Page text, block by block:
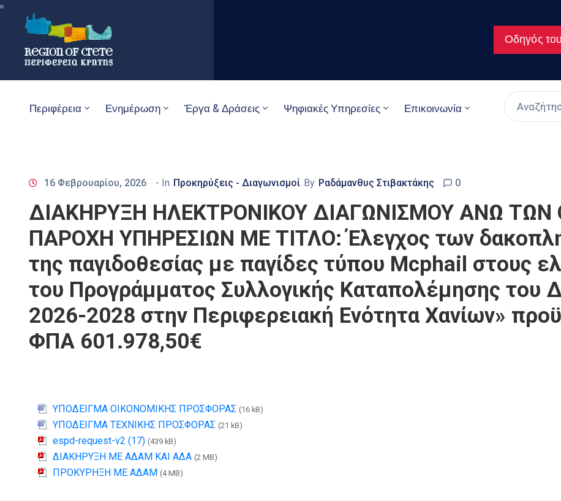
Οδηγός
Περιφέρεια Ενημέρωση Έργα & Δράσεις Ψηφιακές Υπηρεσίες Επικοινωνία
16 Φεβρουαρίου, 2026 - In Προκηρύξεις - Διαγωνισμοί By Ραδάμανθυς Στιβακτάκης 0
ΔΙΑΚΗΡΥΞΗ ΗΛΕΚΤΡΟΝΙΚΟΥ ΔΙΑΓΩΝΙΣΜΟΥ ΑΝΩ ΤΩΝ
ΠΑΡΟΧΗ ΥΠΗΡΕΣΙΩΝ ΜΕ ΤΙΤΛΟ: Έλεγχος των
της παγιδοθεσίας με παγίδες τύπου Mcphail στους
του Προγράμματος Συλλογικής Καταπολέμησης του
2026-2028 στην Περιφερειακή Ενότητα Χανίων»
ΦΠΑ 601.978,50€
ΥΠΟΔΕΙΓΜΑ ΟΙΚΟΝΟΜΙΚΗΣ ΠΡΟΣΦΟΡΑΣ (16 kB)
ΥΠΟΔΕΙΓΜΑ ΤΕΧΝΙΚΗΣ ΠΡΟΣΦΟΡΑΣ (21 kB)
espd-request-v2 (17) (439 kB)
ΔΙΑΚΗΡΥΞΗ ΜΕ ΑΔΑΜ ΚΑΙ ΑΔΑ (2 MB)
ΠΡΟΚΥΡΗΞΗ ΜΕ ΑΔΑΜ (4 MB)